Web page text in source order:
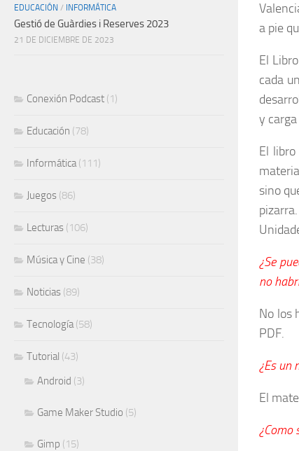
a pie
El
cada
y
El libro
sino
¿Se
no
No los
PDF.
¿Es un
El
¿Como
EDUCACIÓN / INFORMÁTICA
Gestió de Guàrdies i Reserves 2023
21 DE DICIEMBRE DE 2023
Conexión Podcast (1)
Educación (78)
Informática(111)
Juegos (86)
Lecturas (106)
Música y Cine (38)
Noticias (89)
Tecnología(58)
Tutorial (43)
Android (3)
Game Maker Studio (5)
Gimp (15)